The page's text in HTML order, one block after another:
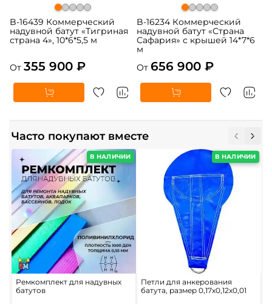
B-16439 Коммерческий
надувной батут «Тигриная
страна 4», 10*6*5,5 м
От 355 900 ₽
B-16234 Коммерческий
надувной батут «Страна
Сафария» с крышей 14*7*6
м
От 656 900 ₽
Часто покупают вместе
В НАЛИЧИИ
Ремкомплект для надувных
батутов
В НАЛИЧИИ
Петли для анкерования
батута, размер 0,17x0,12x0,01